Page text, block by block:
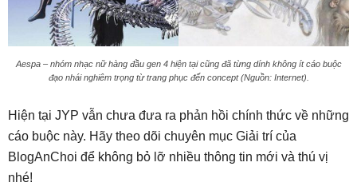
Aespa – nhóm nhạc nữ hàng đầu gen 4 hiện tại cũng đã từng dính không ít cáo buộc
đạo nhái nghiêm trọng từ trang phục đến concept (Nguồn: Internet).
Hiện tại JYP vẫn chưa đưa ra phản hồi chính thức về những
cáo buộc này. Hãy theo dõi chuyên mục Giải trí của
BlogAnChoi để không bỏ lỡ nhiều thông tin mới và thú vị
nhé!